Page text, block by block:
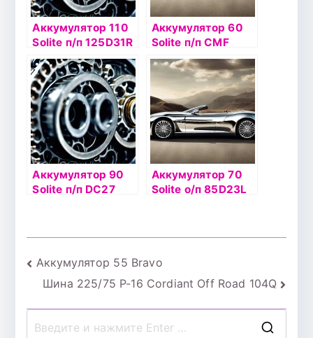
Аккумулятор 110
Solite п/п 125D31R
Аккумулятор 60
Solite п/п CMF
26R-550
Аккумулятор 90
Solite п/п DC27
Аккумулятор 70
Solite о/п 85D23L
Навигация
по
записям
Аккумулятор 55 Bravo
Шина 225/75 Р-16 Cordiant Off Road 104Q